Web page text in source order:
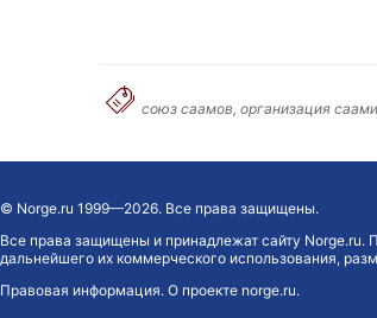
союз саамов, организация
© Norge.ru 1999—2026. Все права защищены.
Все права защищены и принадлежат сайту
дальнейшего их коммерческого использования,
Правовая информация. О проекте norge.ru.